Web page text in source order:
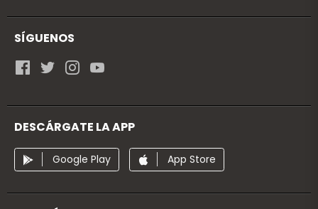
SÍGUENOS
DESCÁRGATE LA APP
Google Play App Store